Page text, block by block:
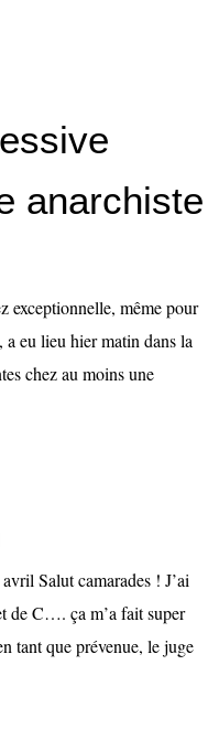
anarchiste
exceptionnelle, même pour
a eu lieu hier matin dans la
chez au moins une
Salut camarades ! J’ai
de C…. ça m’a fait super
tant que prévenue, le juge